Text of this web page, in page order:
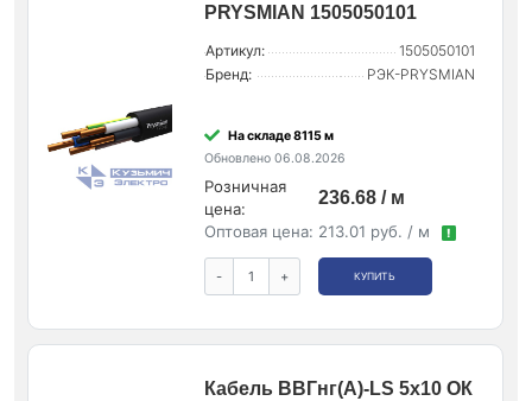
PRYSMIAN 1505050101
Артикул:
1505050101
Бренд:
РЭК-PRYSMIAN
На складе 8115 м
Обновлено 06.08.2026
Розничная
цена:
236.68 / м
Оптовая цена: 213.01 руб. / м !
- + КУПИТЬ
Кабель ВВГнг(А)-LS 5х10 ОК